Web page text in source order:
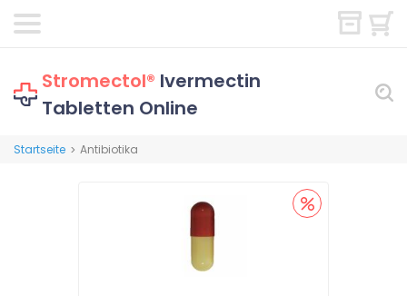
Stromectol® Ivermectin
Tabletten Online
Startseite > Antibiotika